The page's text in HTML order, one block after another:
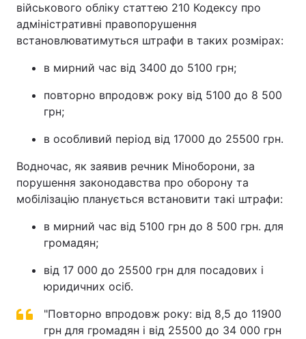
військового обліку статтею 210 Кодексу про
адміністративні правопорушення
встановлюватимуться штрафи в таких розмірах:
в мирний час від 3400 до 5100 грн;
повторно впродовж року від 5100 до 8 500
грн;
в особливий період від 17000 до 25500 грн.
Водночас, як заявив речник Міноборони, за
порушення законодавства про оборону та
мобілізацію планується встановити такі штрафи:
в мирний час від 5100 грн до 8 500 грн. для
громадян;
від 17 000 до 25500 грн для посадових і
юридичних осіб.
"Повторно впродовж року: від 8,5 до 11900
грн для громадян і від 25500 до 34 000 грн